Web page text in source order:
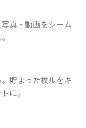
真・動画をシーム
貯まった枚ルをキ
に。